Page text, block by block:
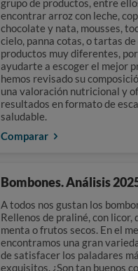
grupo de productos, entre
encontrar arroz con leche,
chocolate y nata, mousses,
cielo, panna cotas, o tartas de
productos muy diferentes,
ayudarte a escoger el mejor
hemos revisado su
una valoración nutricional y
resultados en formato de
saludable.
Comparar
Bombones. Análisis
A todos nos gustan los
Rellenos de praliné, con licor,
menta o frutos secos. En el
encontramos una gran
de satisfacer los paladares
exquisitos. ¿Son tan buenos